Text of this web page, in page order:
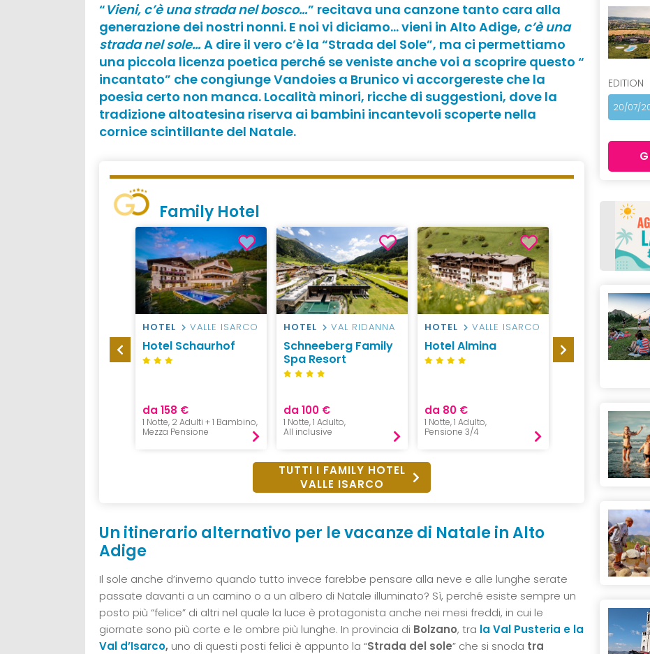
“Vieni, c’è una strada nel bosco…” recitava una canzone tanto cara alla
generazione dei nostri nonni. E noi vi diciamo… vieni in Alto Adige, c’è una
strada nel sole…A dire il vero c’è la “Strada del Sole”, ma ci permettiamo
una piccola licenza poetica perché se veniste anche voi a scoprire questo “
incantato” che congiunge Vandoies a Brunico vi accorgereste che la
poesia certo non manca. Località minori, ricche di suggestioni, dove la
tradizione altoatesina riserva ai bambini incantevoli scoperte nella
cornice scintillante del Natale.
Family Hotel
HOTEL VALLE ISARCO
Hotel Schaurhof
da 158 €
1 Notte, 2 Adulti + 1 Bambino,
Mezza Pensione
HOTEL VAL RIDANNA
Schneeberg Family
Spa Resort
da 100 €
1 Notte, 1 Adulto,
All inclusive
HOTEL VALLE ISARCO
Hotel Almina
da 80 €
1 Notte, 1 Adulto,
Pensione 3/4
RESIDENCE
BOLZANO E
Kessler’s
1 Notte, 2 Adulti + 1
Pernottamento
TUTTI I FAMILY HOTEL
VALLE ISARCO
Un itinerario alternativo per le vacanze di Natale in Alto
Adige
Il sole anche d’inverno quando tutto invece farebbe pensare alla neve e alle lunghe serate
passate davanti a un camino o a un albero di Natale illuminato? Sì, perché esiste sempre un
posto più “felice” di altri nel quale la luce è protagonista anche nei mesi freddi, in cui le
giornate sono più corte e le ombre più lunghe. In provincia di Bolzano, tra la Val Pusteria e la
Val d’Isarco, uno di questi posti felici è appunto la “Strada del sole” che si snoda tra
EDITION
20/07/